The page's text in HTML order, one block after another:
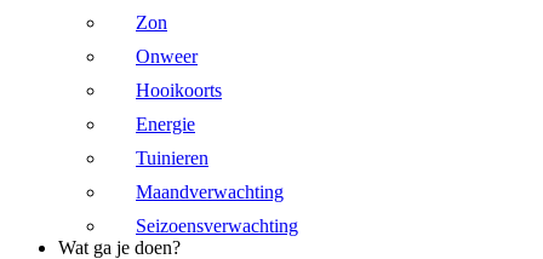
Zon
Onweer
Hooikoorts
Energie
Tuinieren
Maandverwachting
Seizoensverwachting
Wat ga je doen?